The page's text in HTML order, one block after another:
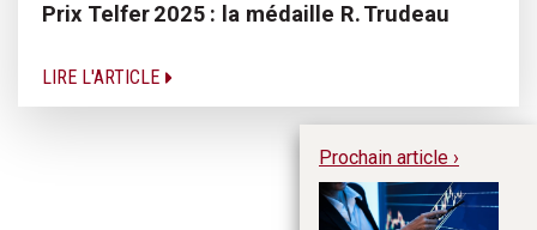
Prix Telfer 2025 : la médaille R. Trudeau
LIRE L'ARTICLE
Prochain article ›